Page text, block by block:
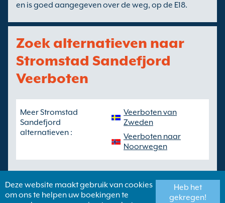
en is goed aangegeven over de weg, op de E18.
Zoek alternatieven naar
Stromstad Sandefjord
Veerboten
Meer Stromstad
Sandefjord
alternatieven :
Veerboten van
Zweden
Veerboten naar
Noorwegen
Deze website maakt gebruik van cookies
om ons te helpen uw boekingen te
Heb het
gekregen!